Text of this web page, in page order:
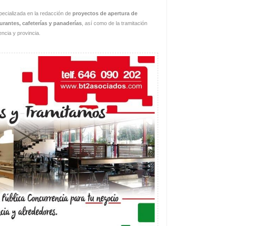
en la redacción deproyectos de apertura de
cafeterías y panaderías , así como de la tramitación
y provincia.